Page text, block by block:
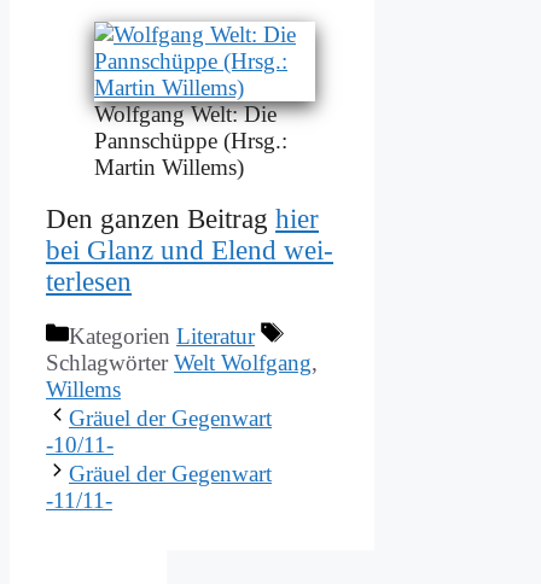
Wolf­gang Welt: Die
Pann­schüp­pe (Hrsg.:
Mar­tin Wil­lems)
Den gan­zen Bei­trag hier
bei Glanz und Elend wei­
ter­le­sen
Kategorien Literatur
SchlagwörterWelt Wolfgang,
Willems
Gräu­el der Ge­gen­wart
‑10/11-
Gräu­el der Ge­gen­wart
‑11/11-